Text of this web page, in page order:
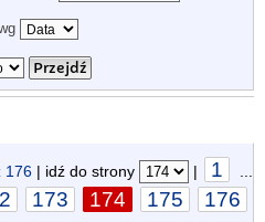
176 | idź do strony | 1
173 174 175 176